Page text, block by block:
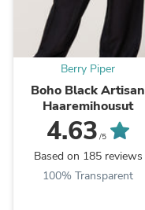
Berry Piper
Boho Black Artisan
Haaremihousut
4.63 /5
Based on 185 reviews
100% Transparent